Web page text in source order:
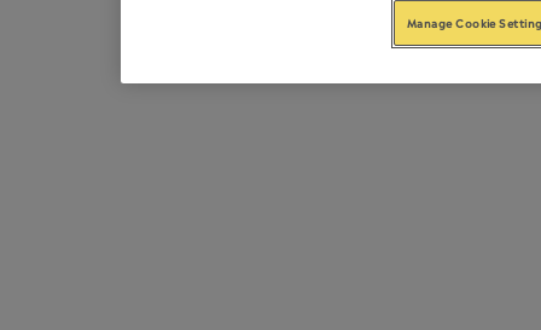
Manage Cookie